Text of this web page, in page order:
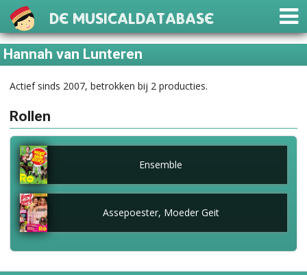
De Musicaldatabase
Hannah van Lunteren
Actief sinds 2007, betrokken bij 2 producties.
Rollen
Ensemble
Assepoester, Moeder Geit